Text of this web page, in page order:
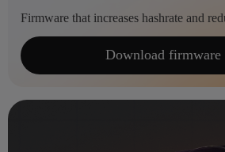
Firmware that increases hashrate and
Download firmware